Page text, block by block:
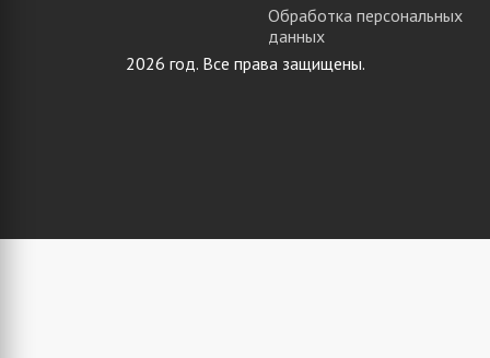
Обработка персональных
данных
2026 год. Все права защищены.